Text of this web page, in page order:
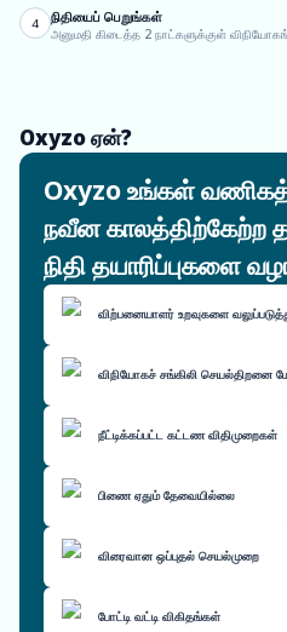
4 நிதியைப் பெறுங்கள்
அனுமதி கிடைத்த 2 நாட்களுக்குள்
Oxyzo ஏன்?
Oxyzo உங்கள்
நவீன காலத்திற்கேற்ற
நிதி தயாரிப்புகளை
விற்பனையாளர் உறவுகளை
விநியோகச் சங்கிலி செயல்திறனை
நீட்டிக்கப்பட்ட கட்டண விதிமுறைகள்
பிணை ஏதும் தேவையில்லை
விரைவான ஒப்புதல் செயல்முறை
போட்டி வட்டி விகிதங்கள்